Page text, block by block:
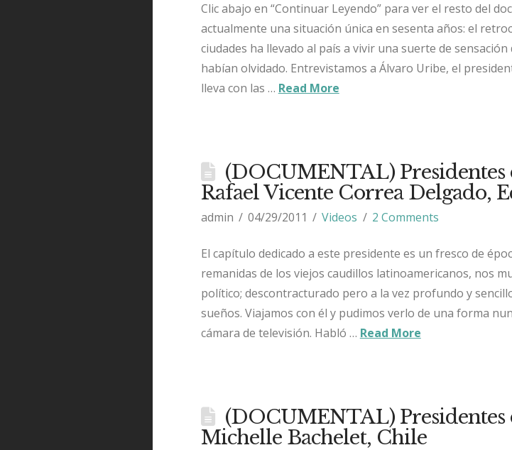
Clic abajo en “Continuar Leyendo” para ver el resto del
actualmente una situación única en sesenta años: el
ciudades ha llevado al país a vivir una suerte de
habían olvidado. Entrevistamos a Álvaro Uribe, el
lleva con las … Read More
(DOCUMENTAL) Presidentes
Rafael Vicente Correa Delgado,
admin 04/29/2011 Videos 2 Comments
El capítulo dedicado a este presidente es un fresco de
remanidas de los viejos caudillos latinoamericanos, nos
político; descontracturado pero a la vez profundo y
sueños. Viajamos con él y pudimos verlo de una forma
cámara de televisión. Habló … Read More
(DOCUMENTAL) Presidentes
Michelle Bachelet, Chile